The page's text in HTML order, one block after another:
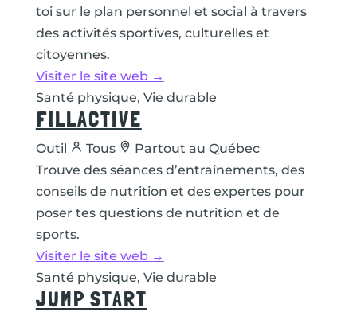
toi sur le plan personnel et social à travers
des activités sportives, culturelles et
citoyennes.
Visiter le site web →
Santé physique, Vie durable
FILLACTIVE
Outil Tous
Partout au Québec
Trouve des séances d’entraînements, des
conseils de nutrition et des expertes pour
poser tes questions de nutrition et de
sports.
Visiter le site web →
Santé physique, Vie durable
JUMP START